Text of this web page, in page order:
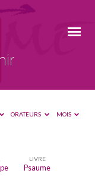
ORATEURS MOIS
LIVRE
Psaume